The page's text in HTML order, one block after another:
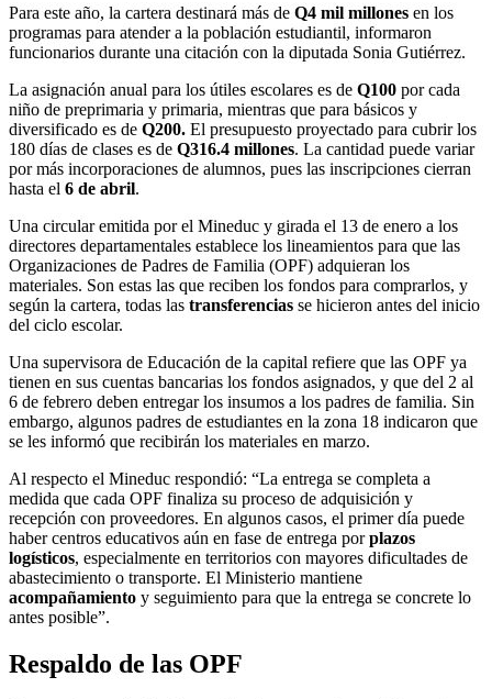
Para este año, la cartera destinará más de Q4 mil millones en los
programas para atender a la población estudiantil, informaron
funcionarios durante una citación con la diputada Sonia Gutiérrez.
La asignación anual para los útiles escolares es de Q100 por cada
niño de preprimaria y primaria, mientras que para básicos y
diversificado es de Q200. El presupuesto proyectado para cubrir los
180 días de clases es de Q316.4 millones. La cantidad puede variar
por más incorporaciones de alumnos, pues las inscripciones cierran
hasta el 6 de abril.
Una circular emitida por el Mineduc y girada el 13 de enero a los
directores departamentales establece los lineamientos para que las
Organizaciones de Padres de Familia (OPF) adquieran los
materiales. Son estas las que reciben los fondos para comprarlos, y
según la cartera, todas las transferencias se hicieron antes del inicio
del ciclo escolar.
Una supervisora de Educación de la capital refiere que las OPF ya
tienen en sus cuentas bancarias los fondos asignados, y que del 2 al
6 de febrero deben entregar los insumos a los padres de familia. Sin
embargo, algunos padres de estudiantes en la zona 18 indicaron que
se les informó que recibirán los materiales en marzo.
Al respecto el Mineduc respondió: “La entrega se completa a
medida que cada OPF finaliza su proceso de adquisición y
recepción con proveedores. En algunos casos, el primer día puede
haber centros educativos aún en fase de entrega porplazos
logísticos, especialmente en territorios con mayores dificultades de
abastecimiento o transporte. El Ministerio mantiene
acompañamiento y seguimiento para que la entrega se concrete lo
antes posible”.
Respaldo de las OPF